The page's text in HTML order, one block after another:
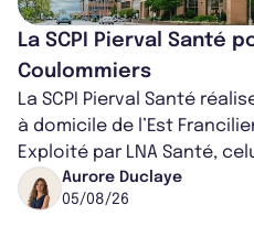
La SCPI Pierval Santé
Coulommiers
La SCPI Pierval Santé
à domicile de l’Est
Exploité par LNA Santé,
médical croissant, qui s...
Aurore Duclaye
05/08/26